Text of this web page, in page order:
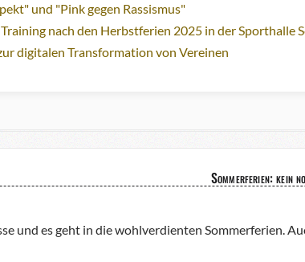
und "Pink gegen Rassismus"
nach den Herbstferien 2025 in der Sporthalle
digitalen Transformation von Vereinen
Sommerferien: kein
und es geht in die wohlverdienten Sommerferien.